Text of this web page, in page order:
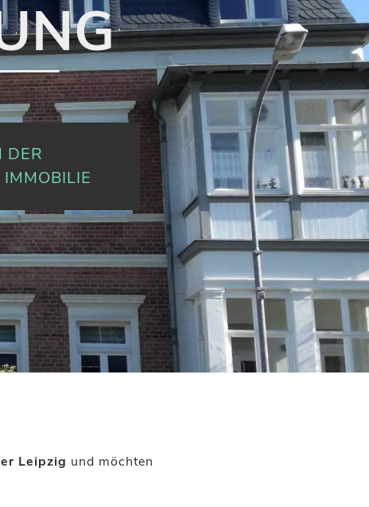
DER
Leipzig und möchten